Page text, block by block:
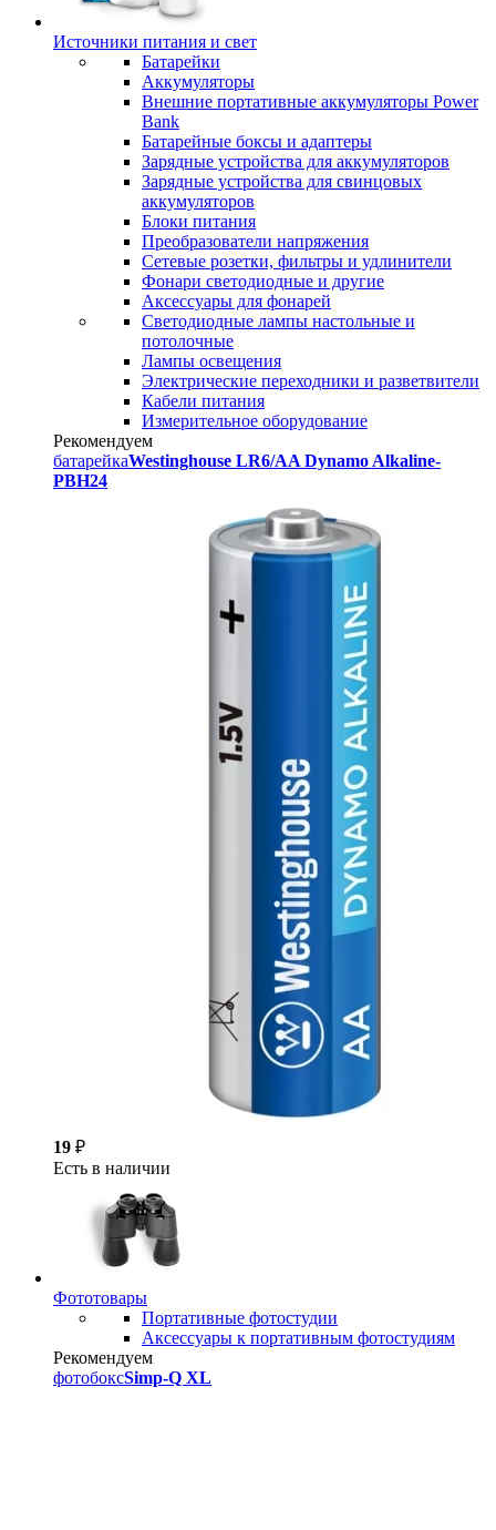
Источники питания и свет
Батарейки
Аккумуляторы
Внешние портативные аккумуляторы Power
Bank
Батарейные боксы и адаптеры
Зарядные устройства для аккумуляторов
Зарядные устройства для свинцовых
аккумуляторов
Блоки питания
Преобразователи напряжения
Сетевые розетки, фильтры и удлинители
Фонари светодиодные и другие
Аксессуары для фонарей
Светодиодные лампы настольные и
потолочные
Лампы освещения
Электрические переходники и разветвители
Кабели питания
Измерительное оборудование
Рекомендуем
батарейкаWestinghouse LR6/AA Dynamo Alkaline-
PBH24
19 ₽
Есть в наличии
Фототовары
Портативные фотостудии
Аксессуары к портативным фотостудиям
Рекомендуем
фотобоксSimp-Q XL